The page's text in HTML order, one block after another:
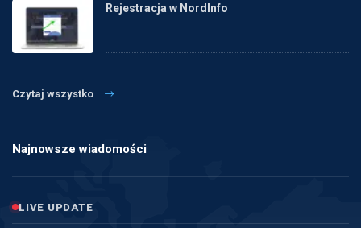
Rejestracja w NordInfo
Czytaj wszystko
Najnowsze wiadomości
LIVE UPDATE